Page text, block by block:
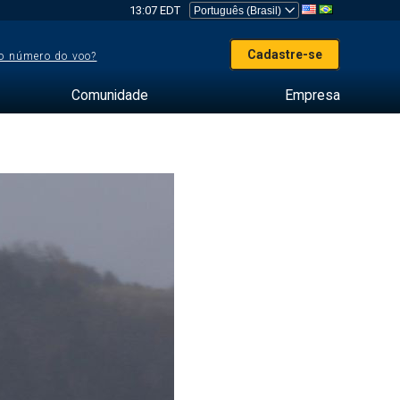
13:07 EDT
número do voo? Cadastre-se
Comunidade Empresa